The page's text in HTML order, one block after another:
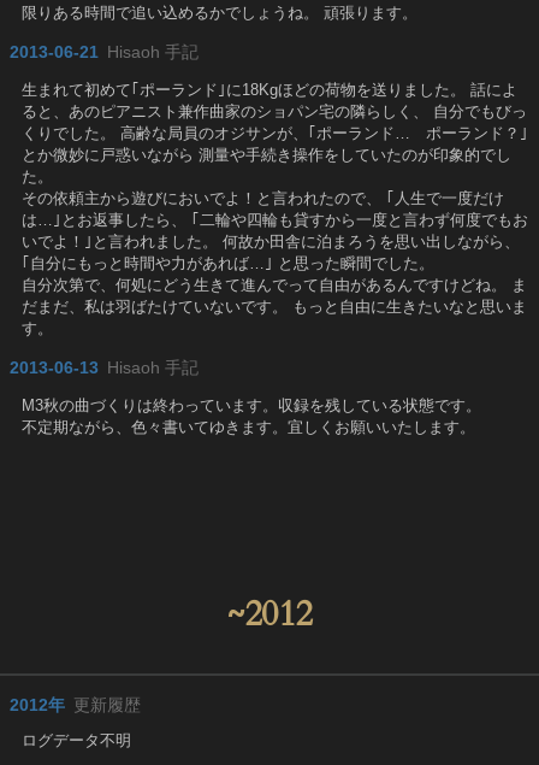
限りある時間で追い込めるかでしょうね。 頑張ります。
2013-06-21 Hisaoh 手記
生まれて初めて｢ポーランド｣に18Kgほどの荷物を送りました。 話によ
ると、あのピアニスト兼作曲家のショパン宅の隣らしく、 自分でもびっ
くりでした。 高齢な局員のオジサンが、｢ポーランド… ポーランド？｣
とか微妙に戸惑いながら 測量や手続き操作をしていたのが印象的でし
た。
その依頼主から遊びにおいでよ！と言われたので、 ｢人生で一度だけ
は…｣とお返事したら、 ｢二輪や四輪も貸すから一度と言わず何度でもお
いでよ！｣と言われました。 何故か田舎に泊まろうを思い出しながら、
｢自分にもっと時間や力があれば…｣ と思った瞬間でした。
自分次第で、何処にどう生きて進んでって自由があるんですけどね。 ま
だまだ、私は羽ばたけていないです。 もっと自由に生きたいなと思いま
す。
2013-06-13 Hisaoh 手記
M3秋の曲づくりは終わっています。収録を残している状態です。
不定期ながら、色々書いてゆきます。宜しくお願いいたします。
~2012
2012年 更新履歴
ログデータ不明